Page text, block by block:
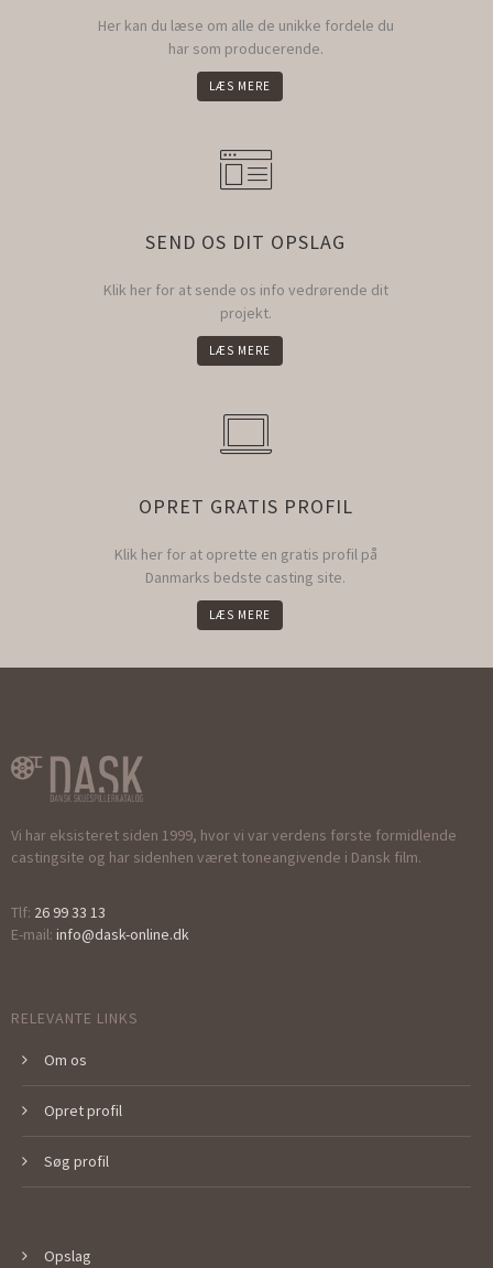
Her kan du læse om alle de unikke fordele du
har som producerende.
LÆS MERE
SEND OS DIT OPSLAG
Klik her for at sende os info vedrørende dit
projekt.
LÆS MERE
OPRET GRATIS PROFIL
Klik her for at oprette en gratis profil på
Danmarks bedste casting site.
LÆS MERE
Vi har eksisteret siden 1999, hvor vi var verdens første formidlende
castingsite og har sidenhen været toneangivende i Dansk film.
Tlf: 26 99 33 13
E-mail: info@dask-online.dk
RELEVANTE LINKS
Om os
Opret profil
Søg profil
Opslag